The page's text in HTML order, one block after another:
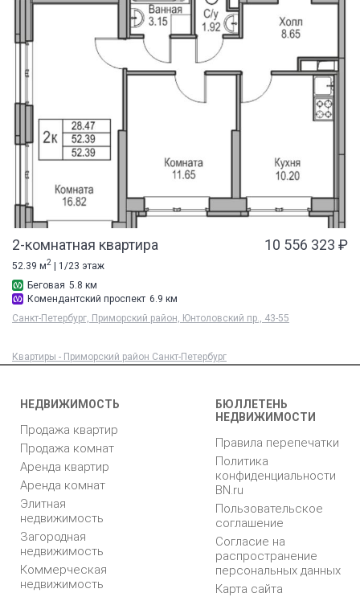
2-комнатная квартира 10 556 323 ₽
52.39 м2 | 1/23 этаж
Беговая 5.8 км
Комендантский проспект 6.9 км
Санкт-Петербург, Приморский район, Юнтоловский пр., 43-55
Квартиры - Приморский район Санкт-Петербург
НЕДВИЖИМОСТЬ
Продажа квартир
Продажа комнат
Аренда квартир
Аренда комнат
Элитная
недвижимость
Загородная
недвижимость
Коммерческая
недвижимость
БЮЛЛЕТЕНЬ
НЕДВИЖИМОСТИ
Правила перепечатки
Политика
конфиденциальности
BN.ru
Пользовательское
соглашение
Согласие на
распространение
персональных данных
Карта сайта